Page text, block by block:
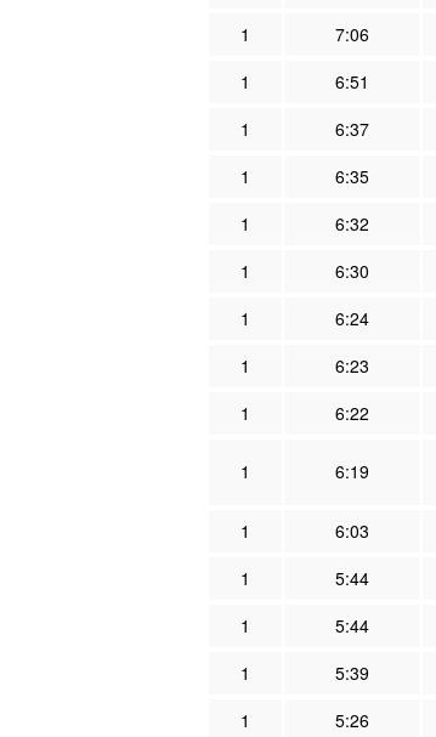
1
7:06
1
6:51
1
6:37
1
6:35
1
6:32
1
6:30
1
6:24
1
6:23
1
6:22
1 6:19
1
6:03
1
5:44
1
5:44
1
5:39
1
5:26